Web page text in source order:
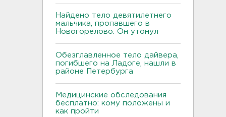
Найдено тело девятилетнего
мальчика, пропавшего в
Новогорелово. Он утонул
Обезглавленное тело дайвера,
погибшего на Ладоге, нашли в
районе Петербурга
Медицинские обследования
бесплатно: кому положены и
как пройти